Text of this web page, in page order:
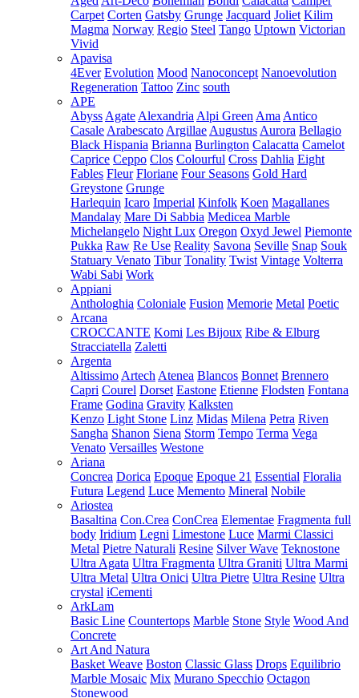
Carpet Corten Gatsby Grunge Jacquard Joliet Kilim
Magma Norway Regio Steel Tango Uptown Victorian
Vivid
Apavisa
4Ever Evolution Mood Nanoconcept Nanoevolution
Regeneration Tattoo Zinc south
APE
Abyss Agate Alexandria Alpi Green Ama Antico
Casale Arabescato Argillae Augustus Aurora Bellagio
Black Hispania Brianna Burlington Calacatta Camelot
Caprice Ceppo Clos Colourful Cross Dahlia Eight
Fables Fleur Floriane Four Seasons Gold Hard
Greystone Grunge
Harlequin Icaro Imperial Kinfolk Koen Magallanes
Mandalay Mare Di Sabbia Medicea Marble
Michelangelo Night Lux Oregon Oxyd Jewel Piemonte
Pukka Raw Re Use Reality Savona Seville Snap Souk
Statuary Venato Tibur Tonality Twist Vintage Volterra
Wabi Sabi Work
Appiani
Anthologhia Coloniale Fusion Memorie Metal Poetic
Arcana
CROCCANTE Komi Les Bijoux Ribe & Elburg
Stracciatella Zaletti
Argenta
Altissimo Artech Atenea Blancos Bonnet Brennero
Capri Courel Dorset Eastone Etienne Flodsten Fontana
Frame Godina Gravity Kalksten
Kenzo Light Stone Linz Midas Milena Petra Riven
Sangha Shanon Siena Storm Tempo Terma Vega
Venato Versailles Westone
Ariana
Concrea Dorica Epoque Epoque 21 Essential Floralia
Futura Legend Luce Memento Mineral Nobile
Ariostea
Basaltina Con.Crea ConCrea Elementae Fragmenta full
body Iridium Legni Limestone Luce Marmi Classici
Metal Pietre Naturali Resine Silver Wave Teknostone
Ultra Agata Ultra Fragmenta Ultra Graniti Ultra Marmi
Ultra Metal Ultra Onici Ultra Pietre Ultra Resine Ultra
crystal iCementi
ArkLam
Basic Line Countertops Marble Stone Style Wood And
Concrete
Art And Natura
Basket Weave Boston Classic Glass Drops Equilibrio
Marble Mosaic Mix Murano Specchio Octagon
Stonewood